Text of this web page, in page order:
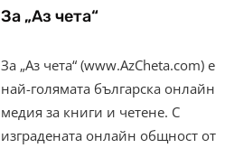
За „Аз чета“
За „Аз чета“ (www.AzCheta.com) е
най-голямата българска онлайн
медия за книги и четене. С
изградената онлайн общност от